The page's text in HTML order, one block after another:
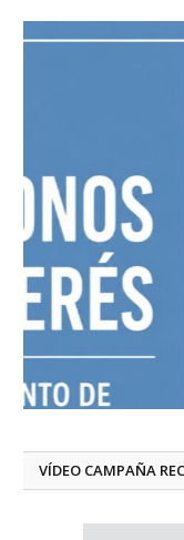
VÍDEO CAMPAÑA